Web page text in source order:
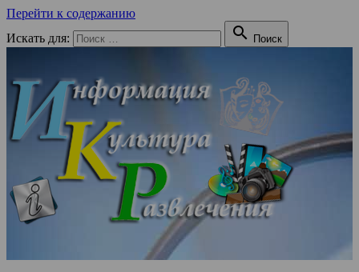
Перейти к содержанию
Искать для:
 Поиск